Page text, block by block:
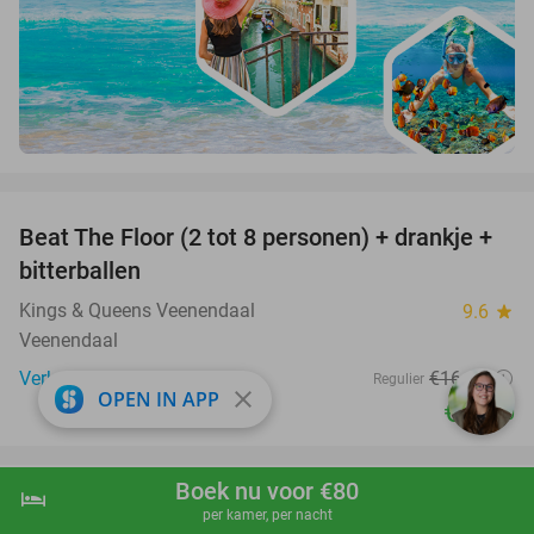
shopping_cart Boek nu
hotel Boek nu voor €80
per kamer, per nacht
24%
Beat The Floor (2 tot 8 personen) + drankje +
bitterballen
Kings & Queens Veenendaal 9.6 star
Veenendaal
Verkocht: 237
Regulier €16 ,45
€12,50
Prison Island-game (90 of 120 min) + evt.
OPEN IN APP close